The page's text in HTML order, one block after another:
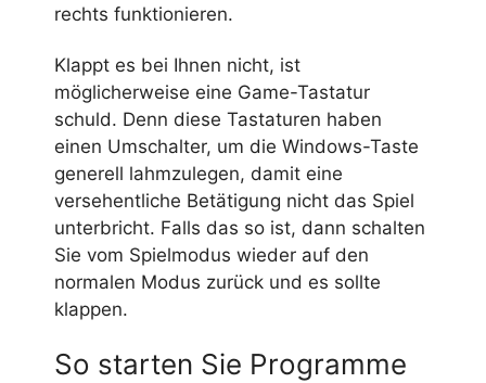
rechts funktionieren.
Klappt es bei Ihnen nicht, ist
möglicherweise eine Game-Tastatur
schuld. Denn diese Tastaturen haben
einen Umschalter, um die Windows-Taste
generell lahmzulegen, damit eine
versehentliche Betätigung nicht das Spiel
unterbricht. Falls das so ist, dann schalten
Sie vom Spielmodus wieder auf den
normalen Modus zurück und es sollte
klappen.
So starten Sie Programme